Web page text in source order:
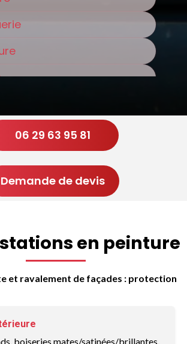
06 29 63 95 81
Demande de devis
en peinture
et ravalement de façades : protection
boiseries mates/satinées/brillantes.